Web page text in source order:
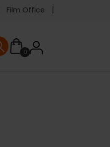
Film Office
0User
User menu